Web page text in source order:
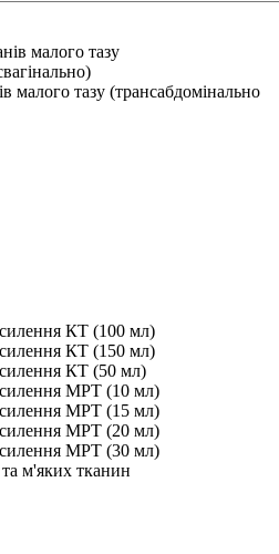
малого тазу
малого тазу (трансабдомінально
КТ (100 мл)
КТ (150 мл)
КТ (50 мл)
МРТ (10 мл)
МРТ (15 мл)
МРТ (20 мл)
МРТ (30 мл)
м'яких тканин